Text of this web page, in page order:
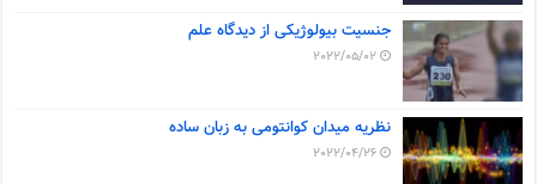
جنسیت بیولوژیکی از دیدگاه علم
2022/05/02
نظریه میدان کوانتومی به زبان ساده
2022/04/26